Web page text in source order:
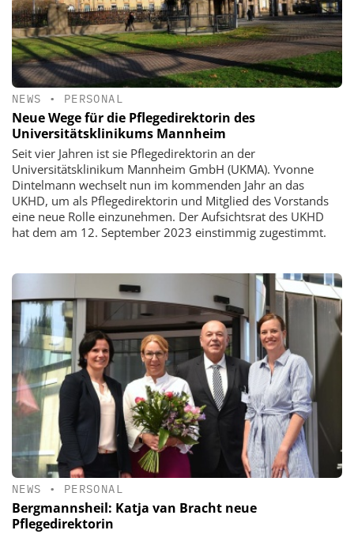
NEWS • PERSONAL
Neue Wege für die Pflegedirektorin des
Universitätsklinikums Mannheim
Seit vier Jahren ist sie Pflegedirektorin an der
Universitätsklinikum Mannheim GmbH (UKMA). Yvonne
Dintelmann wechselt nun im kommenden Jahr an das
UKHD, um als Pflegedirektorin und Mitglied des Vorstands
eine neue Rolle einzunehmen. Der Aufsichtsrat des UKHD
hat dem am 12. September 2023 einstimmig zugestimmt.
NEWS • PERSONAL
Bergmannsheil: Katja van Bracht neue
Pflegedirektorin